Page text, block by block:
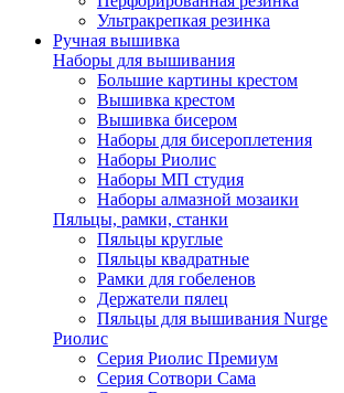
Ультракрепкая резинка
Ручная вышивка
Наборы для вышивания
Большие картины крестом
Вышивка крестом
Вышивка бисером
Наборы для бисероплетения
Наборы Риолис
Наборы МП студия
Наборы алмазной мозаики
Пяльцы, рамки, станки
Пяльцы круглые
Пяльцы квадратные
Рамки для гобеленов
Держатели пялец
Пяльцы для вышивания Nurge
Риолис
Серия Риолис Премиум
Серия Сотвори Сама